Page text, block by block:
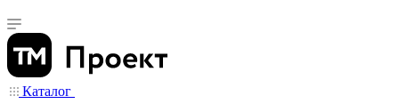
Каталог